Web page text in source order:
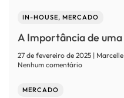
de
crescimento
no
setor
em
2026
completa
anos
Brasil
IN-HOUSE, MERCADO
A Importância de
27 de fevereiro de 2025 |
Nenhum comentárioem
MERCADO